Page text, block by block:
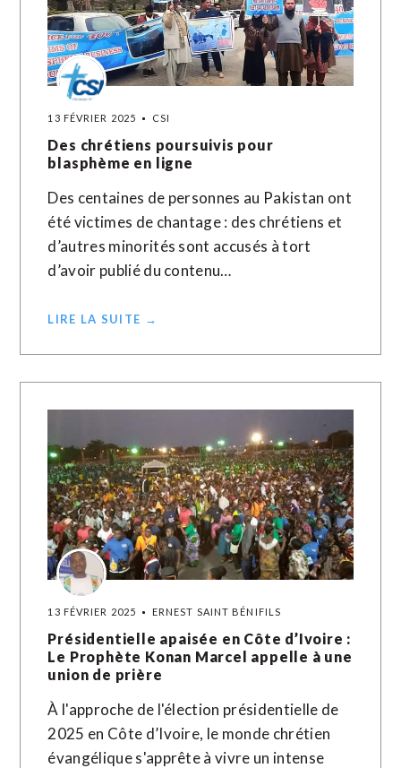
13 FÉVRIER 2025 CSI
Des chrétiens poursuivis pour
blasphème en ligne
Des centaines de personnes au Pakistan ont
été victimes de chantage : des chrétiens et
d’autres minorités sont accusés à tort
d’avoir publié du contenu…
LIRE LA SUITE →
13 FÉVRIER 2025 ERNEST SAINT BÉNIFILS
Présidentielle apaisée en Côte d’Ivoire :
Le Prophète Konan Marcel appelle à une
union de prière
À l'approche de l'élection présidentielle de
2025 en Côte d’Ivoire, le monde chrétien
évangélique s'apprête à vivre un intense